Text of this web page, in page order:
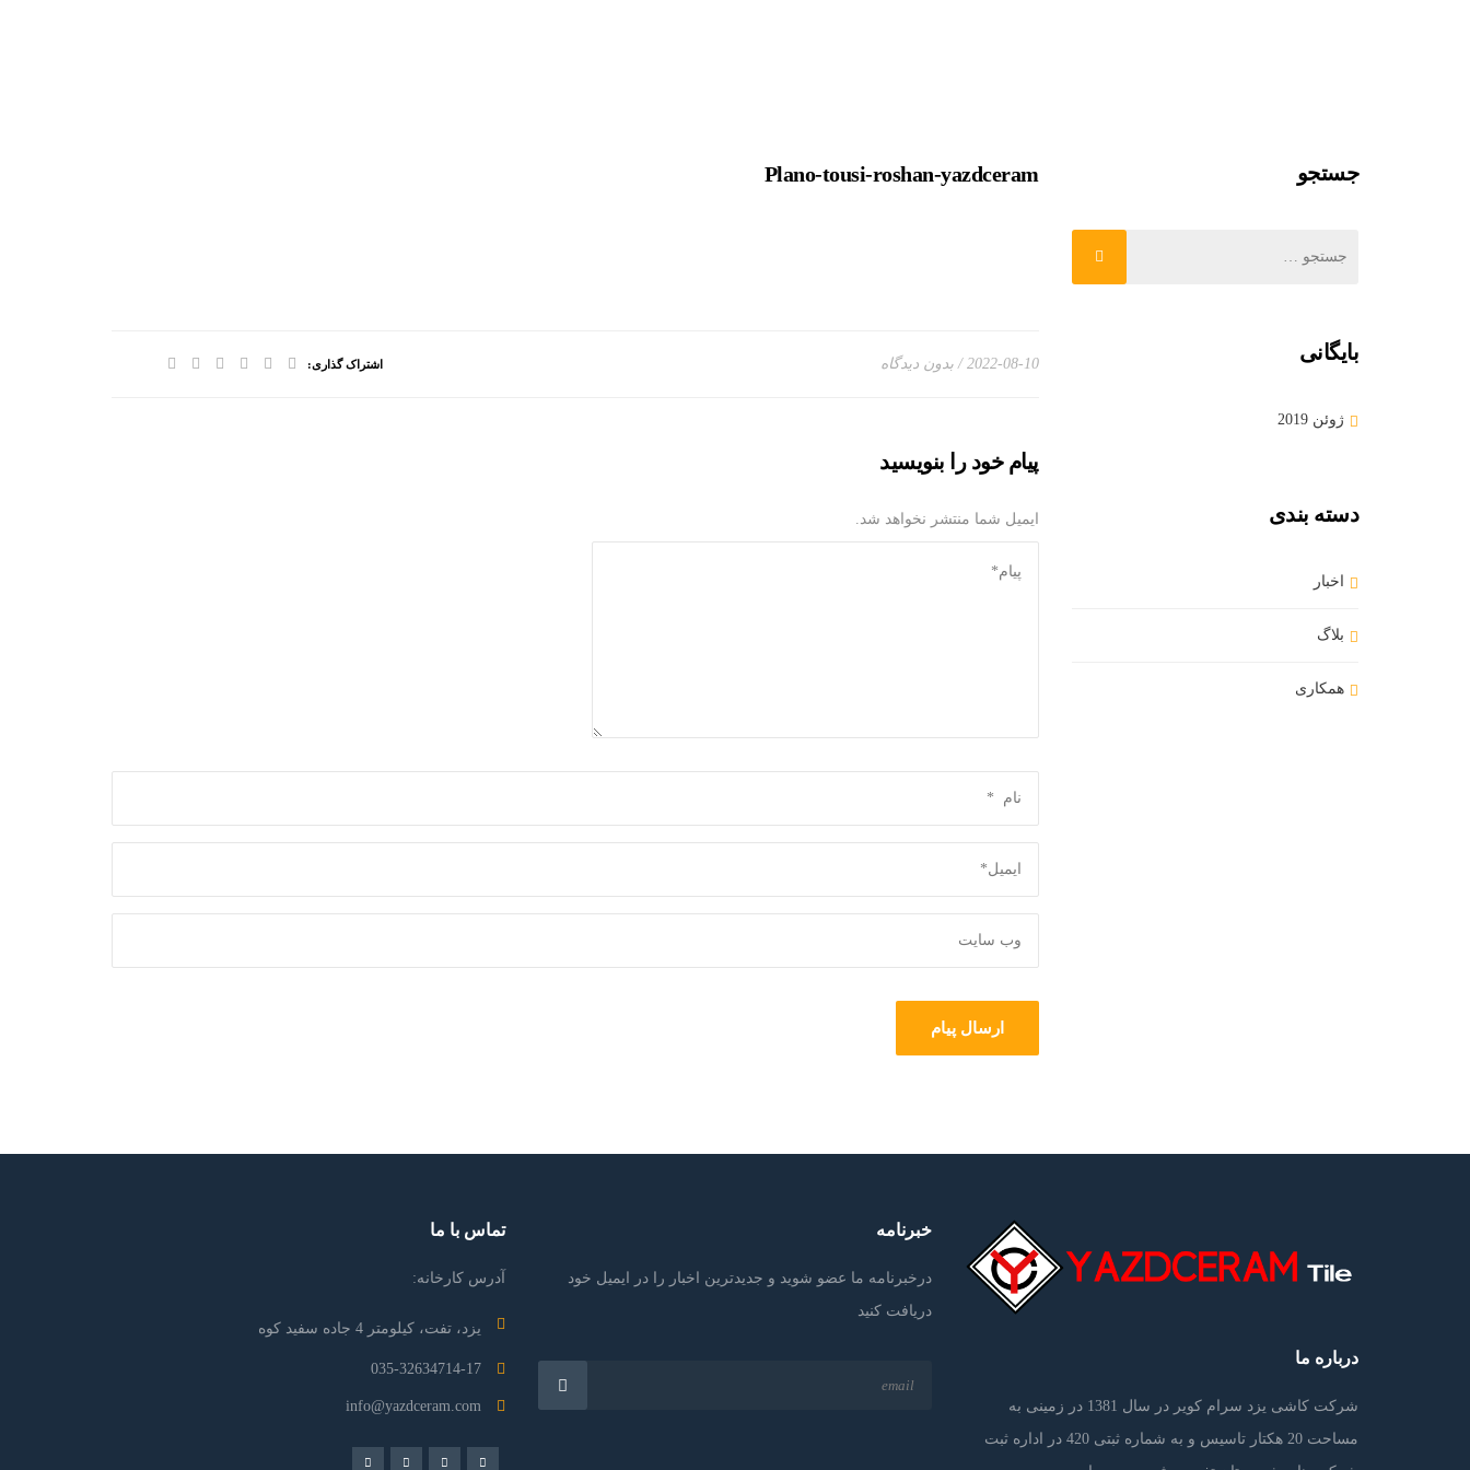
Plano-tousi-roshan-yazdceram
2022-08-10 بدون دیدگاه اشتراک گذاری:
پیام خود را بنویسید
ایمیل شما منتشر نخواهد شد.
جستجو
بایگانی
ژوئن 2019
دسته بندی
اخبار
بلاگ
همکاری
درباره ما
شرکت کاشی یزد سرام کویر در سال 1381 در زمینی به
مساحت 20 هکتار تاسیس و به شماره ثبتی 420 در اداره ثبت
خبرنامه
درخبرنامه ما عضو شوید و جدیدترین اخبار را در ایمیل خود
دریافت کنید
تماس با ما
آدرس کارخانه:
یزد، تفت، کیلومتر 4 جاده سفید کوه
035-32634714-17
info@yazdceram.com